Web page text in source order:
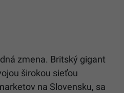
zmena. Britský gigant
širokou sieťou
na Slovensku, sa